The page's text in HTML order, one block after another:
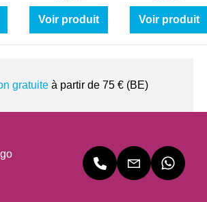
Voir produit Voir produit
gratuiteà partir de 75 € (BE)